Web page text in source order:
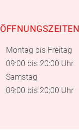
ÖFFNUNGSZEITEN
Montag bis Freitag
09:00 bis 20:00 Uhr
Samstag
09:00 bis 20:00 Uhr